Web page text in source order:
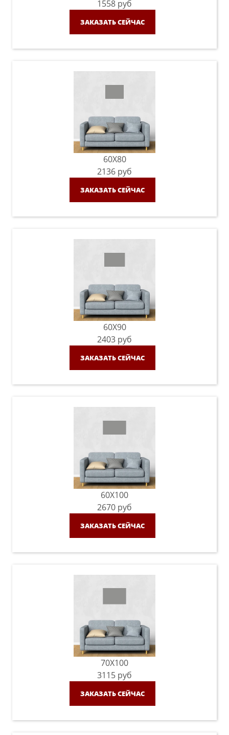
1558 руб
ЗАКАЗАТЬ СЕЙЧАС
60X80
2136 руб
ЗАКАЗАТЬ СЕЙЧАС
60X90
2403 руб
ЗАКАЗАТЬ СЕЙЧАС
60X100
2670 руб
ЗАКАЗАТЬ СЕЙЧАС
70X100
3115 руб
ЗАКАЗАТЬ СЕЙЧАС